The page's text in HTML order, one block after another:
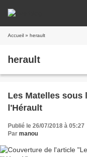
Accueil » herault
herault
Les Matelles sous
l'Hérault
Publié le 26/07/2018 à 05:27
Par manou